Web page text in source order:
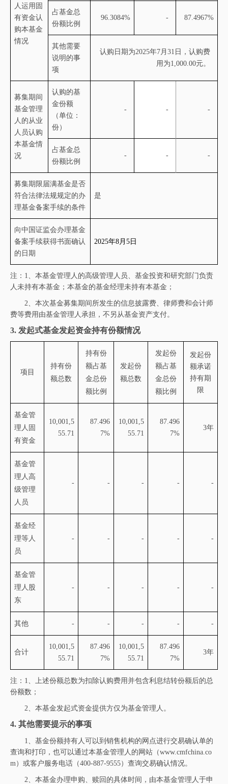
人运用固
有资金认
购本基金
情况
占基金总
份额比例
96.3084% - 87.4967%
其他需要
说明的事
项
认购日期为2025年7月 31 日，认购费
用为1,000.00元。
募集期间
基金管理
人的从业
人员认购
本基金情
况
认购的基
金份额
（单位：
份）
- - -
占基金总
份额比例
- - -
募集期限届满基金是否
符合法律法规规定的办
理基金备案手续的条件
是
向中国证监会办理基金
备案手续获得书面确认
的日期
2025年8月5 日
注： 1、 本基金管理人的高级管理人员、基金投资和研究部门负责
人未持有本基金；本基金的基金经理未持有本基金 ；
2、本次基金募集期间所发生的信息披露费、律师费和会计师
费等费用由基金管理人承担，不另从基金资产支付。
3. 发起式基金发起资金持有份额情况
项目
持有份
额总数
持有份
额占基
金总份
额比例
发起份
额总数
发起份
额占基
金总份
额比例
发起份
额承诺
持有期
限
基金管
理人固
有资金
10,001,5
55.71
87.496
7%
10,001,5
55.71
87.496
7%
3年
基金管
理人高
级管理
人员
- - - - -
基金经
理等人
员
- - - - -
基金管
理人股
东
- - - - -
其他 - - - - -
合计
10,001,5
55.71
87.496
7%
10,001,5
55.71
87.496
7%
3年
注： 1、上述份额总数为扣除认购费用并包含利息结转份额后的总
份额数；
2、本基金发起式资金提供方仅为基金管理人。
4. 其他需要提示的事项
1、基金份额持有人可以到销售机构的网点进行交易确认单的
查询和打印，也可以通过本基金管理人的网站（www.cmfchina.co
m）或客户服务电话（400-887-9555）查询交易确认情况。
2、本基金办理申购、赎回的具体时间，由本基金管理人于申